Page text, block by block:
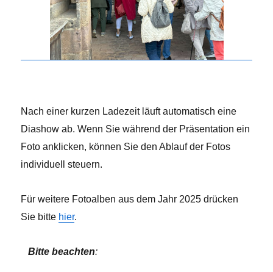
Nach einer kurzen Ladezeit läuft automatisch eine
Diashow ab. Wenn Sie während der Präsentation ein
Foto anklicken, können Sie den Ablauf der Fotos
individuell steuern.
Für weitere Fotoalben aus dem Jahr 2025 drücken
Sie bitte hier.
Bitte beachten: